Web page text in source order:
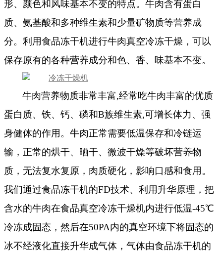
形、颜色和风味基本不变的特点。 牛肉含有蛋白
质、 氨基酸和多种维生素和少量矿物质等营养成
分。利用食品冻干机进行牛肉真空冷冻干燥，可以
保存原有的各种营养成分和色、香、味基本不变。
牛肉营养物质非常丰富,经常吃牛肉丰富的优质
蛋白质、铁、钙、磷和B族维生素,可增长体力、强
身健体的作用。 牛肉正常需要低温保存和冷链运
输，正常的烘干、晒干、微波干燥等破坏营养物
质，无法复水复原，肉质硬化，影响口感和食用。
我们通过食品冻干机的FD技术、利用升华原理，把
含水的牛肉在食品真空冷冻干燥机内进行低温-45℃
冷冻成固态，然后在50PA内的真空环境下将固态的
冰不经液化直接升华成气体，气体由食品冻干机的